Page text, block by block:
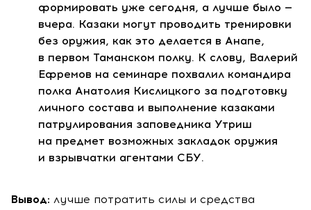
формировать уже сегодня, а лучше было —
вчера. Казаки могут проводить тренировки
без оружия, как это делается в Анапе,
в первом Таманском полку. К слову, Валерий
Ефремов на семинаре похвалил командира
полка Анатолия Кислицкого за подготовку
личного состава и выполнение казаками
патрулирования заповедника Утриш
на предмет возможных закладок оружия
и взрывчатки агентами СБУ.
Вывод: лучше потратить силы и средства